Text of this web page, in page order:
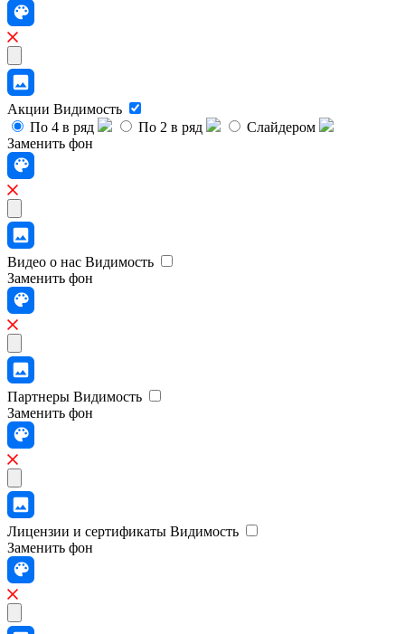
Акции Видимость
По 4 в ряд
По 2 в ряд
Слайдером
Заменить фон
Видео о нас Видимость
Заменить фон
Партнеры Видимость
Заменить фон
Лицензии и сертификаты Видимость
Заменить фон